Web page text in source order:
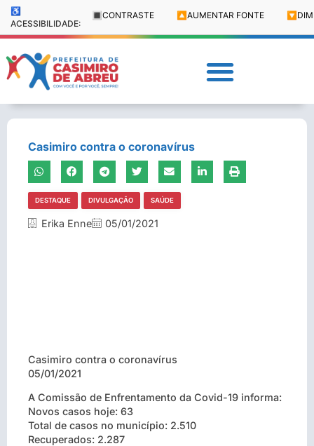
♿
ACESSIBILIDADE:
🔳 CONTRASTE 🔼 AUMENTAR FONTE 🔽
Casimiro contra o coronavírus
DESTAQUE DIVULGAÇÃO SAÚDE
Erika Enne 05/01/2021
Casimiro contra o coronavírus
05/01/2021
A Comissão de Enfrentamento da Covid-19 informa:
Novos casos hoje: 63
Total de casos no município: 2.510
Recuperados: 2.287